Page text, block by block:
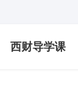
西财导学课